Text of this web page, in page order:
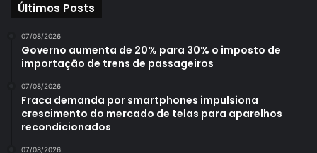
Últimos Posts
07/08/2026
Governo aumenta de 20% para 30% o imposto de
importação de trens de passageiros
07/08/2026
Fraca demanda por smartphones impulsiona
crescimento do mercado de telas para aparelhos
recondicionados
07/08/2026